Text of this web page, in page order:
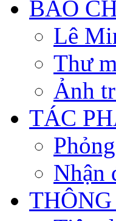
BÁO
Lê
Thư
Ảnh
TÁC
Nhận